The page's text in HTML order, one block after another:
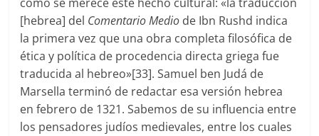
[hebrea] del Comentario Medio de Ibn Rushd indica
la primera vez que una obra completa filosófica de
ética y política de procedencia directa griega fue
traducida al hebreo»[33]. Samuel ben Judá de
Marsella terminó de redactar esa versión hebrea
en febrero de 1321. Sabemos de su influencia entre
los pensadores judíos medievales, entre los cuales